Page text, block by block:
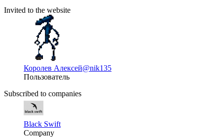
Invited to the website
Королев Алексей@nik135
Пользователь
Subscribed to companies
Black Swift
Company